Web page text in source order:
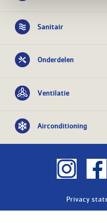
Sanitair
Onderdelen
Ventilatie
Airconditioning
Privacy
voorwaarden KvK